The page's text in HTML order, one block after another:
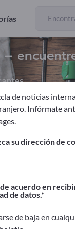
terrazas
en
publicar aquí
de noticias
Infórmate
su dirección de
acuerdo en
de datos.
de baja en